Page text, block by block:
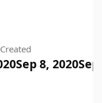
Created
Sep 8, 2020Sep